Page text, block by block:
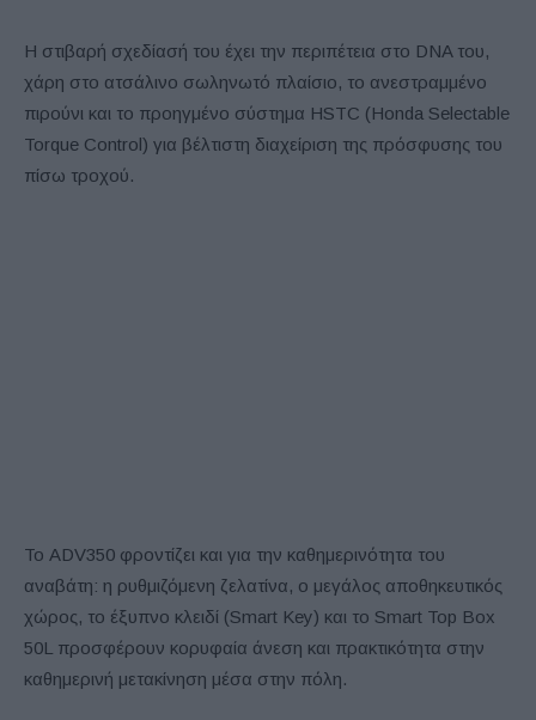
Η στιβαρή σχεδίασή του έχει την περιπέτεια στο DNA του,
χάρη στο ατσάλινο σωληνωτό πλαίσιο, το ανεστραμμένο
πιρούνι και το προηγμένο σύστημα HSTC (Honda Selectable
Torque Control) για βέλτιστη διαχείριση της πρόσφυσης του
πίσω τροχού.
Το ADV350 φροντίζει και για την καθημερινότητα του
αναβάτη: η ρυθμιζόμενη ζελατίνα, ο μεγάλος αποθηκευτικός
χώρος, το έξυπνο κλειδί (Smart Key) και το Smart Top Box
50L προσφέρουν κορυφαία άνεση και πρακτικότητα στην
καθημερινή μετακίνηση μέσα στην πόλη.